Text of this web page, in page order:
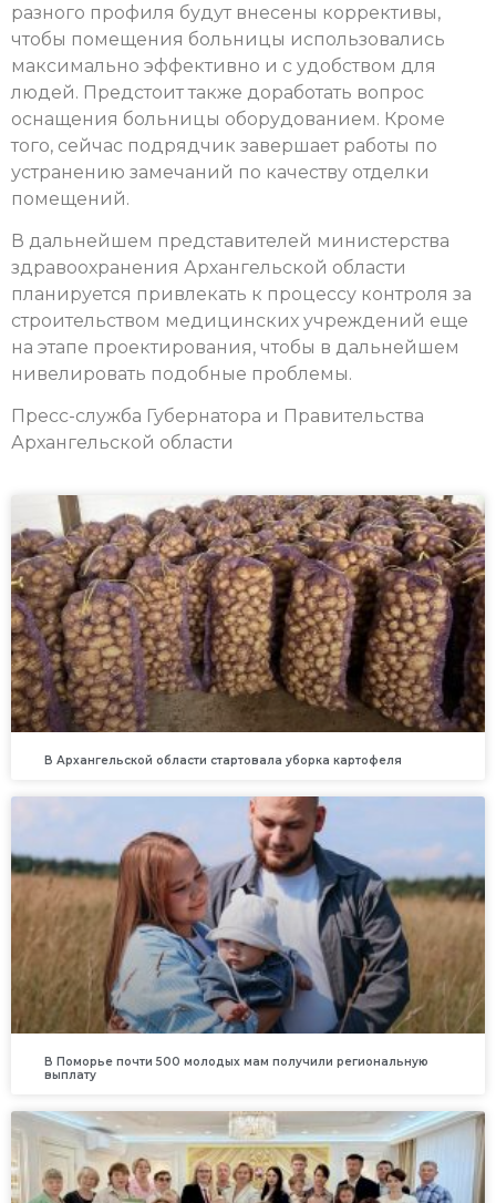
разного профиля будут внесены коррективы,
чтобы помещения больницы использовались
максимально эффективно и с удобством для
людей. Предстоит также доработать вопрос
оснащения больницы оборудованием. Кроме
того, сейчас подрядчик завершает работы по
устранению замечаний по качеству отделки
помещений.
В дальнейшем представителей министерства
здравоохранения Архангельской области
планируется привлекать к процессу контроля за
строительством медицинских учреждений еще
на этапе проектирования, чтобы в дальнейшем
нивелировать подобные проблемы.
Пресс-служба Губернатора и Правительства
Архангельской области
В Архангельской области стартовала уборка картофеля
В Поморье почти 500 молодых мам получили региональную
выплату